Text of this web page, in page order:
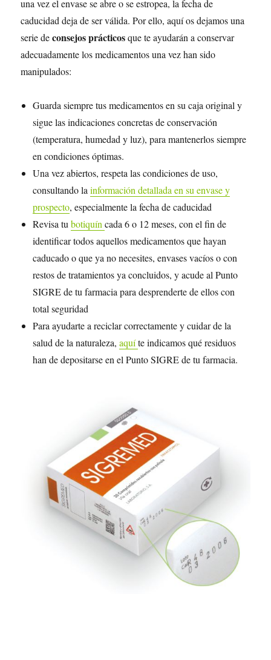
una vez el envase se abre o se estropea, la fecha de
caducidad deja de ser válida. Por ello, aquí os dejamos una
serie deconsejos prácticosque te ayudarán a conservar
adecuadamente los medicamentos una vez han sido
manipulados:
Guarda siempre tus medicamentos en su caja original y
sigue las indicaciones concretas de conservación
(temperatura, humedad y luz), para mantenerlos siempre
en condiciones óptimas.
Una vez abiertos, respeta las condiciones de uso,
consultando lainformación detallada en su envase y
prospecto, especialmente la fecha de caducidad
Revisa tubotiquíncada 6 o 12 meses, con el fin de
identificar todos aquellos medicamentos que hayan
caducado o que ya no necesites, envases vacíos o con
restos de tratamientos ya concluidos, y acude al Punto
SIGRE de tu farmacia para desprenderte de ellos con
total seguridad
Para ayudarte a reciclar correctamente y cuidar de la
salud de la naturaleza,aquíte indicamos qué residuos
han de depositarse en el Punto SIGRE de tu farmacia.